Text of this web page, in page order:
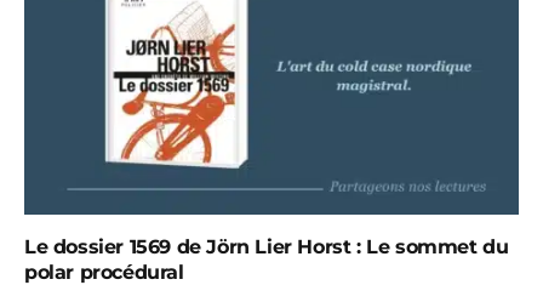
Le dossier 1569 de Jörn Lier Horst : Le sommet du
polar procédural